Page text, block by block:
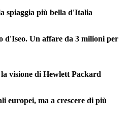
spiaggia più bella d'Italia
d'Iseo. Un affare da 3 milioni per
visione di Hewlett Packard
europei, ma a crescere di più